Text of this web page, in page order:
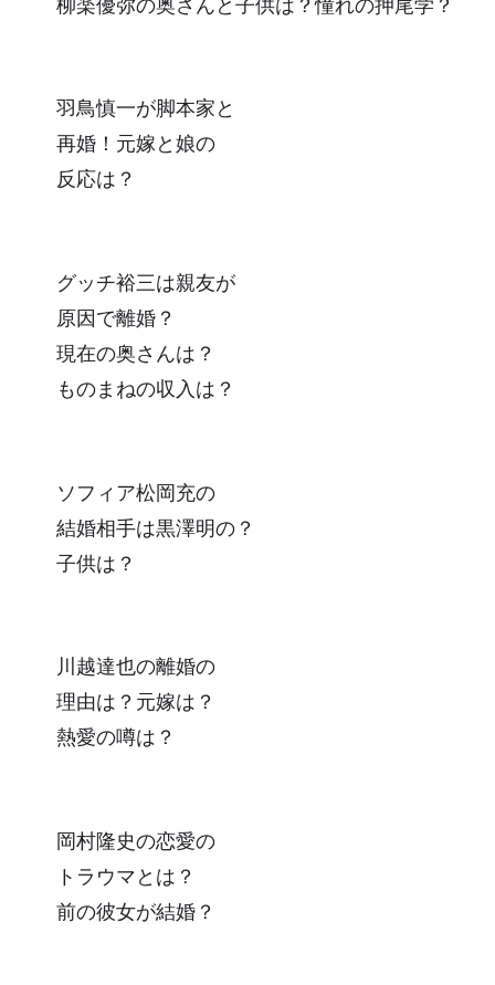
羽鳥慎一が脚本家と
再婚！元嫁と娘の
反応は？
グッチ裕三は親友が
原因で離婚？
現在の奥さんは？
ものまねの収入は？
ソフィア松岡充の
結婚相手は黒澤明の？
子供は？
川越達也の離婚の
理由は？元嫁は？
熱愛の噂は？
岡村隆史の恋愛の
トラウマとは？
前の彼女が結婚？